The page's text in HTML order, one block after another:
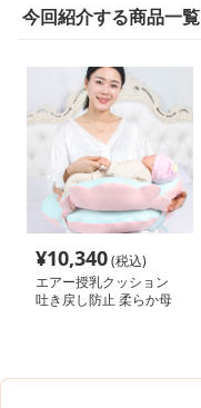
今回紹介する商品一覧
¥10,340(税込)
エアー授乳クッション
吐き戻し防止 柔らか母